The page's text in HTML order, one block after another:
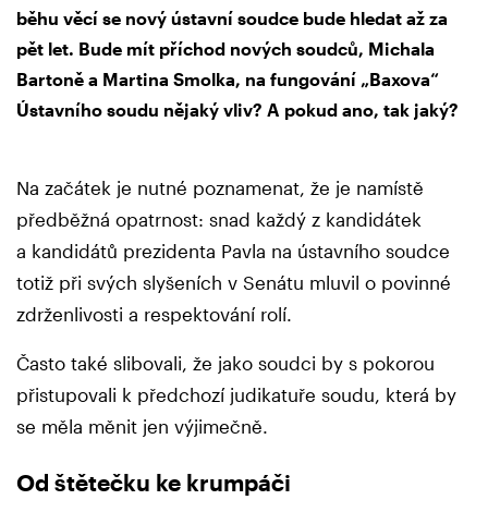
běhu věcí se nový ústavní soudce bude hledat až za
pět let. Bude mít příchod nových soudců, Michala
Bartoně a Martina Smolka, na fungování „Baxova“
Ústavního soudu nějaký vliv? A pokud ano, tak jaký?
Na začátek je nutné poznamenat, že je namístě
předběžná opatrnost: snad každý z kandidátek
a kandidátů prezidenta Pavla na ústavního soudce
totiž při svých slyšeních v Senátu mluvil o povinné
zdrženlivosti a respektování rolí.
Často také slibovali, že jako soudci by s pokorou
přistupovali k předchozí judikatuře soudu, která by
se měla měnit jen výjimečně.
Od štětečku ke krumpáči